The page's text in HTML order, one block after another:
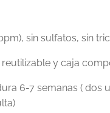
sin sulfatos, sin
reutilizable y caja
6-7 semanas ( dos